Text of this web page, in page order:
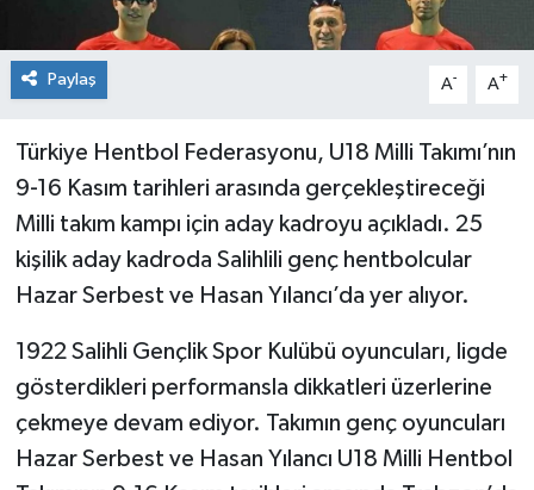
Paylaş A- A+
Türkiye Hentbol Federasyonu, U18 Milli Takımı’nın
9-16 Kasım tarihleri arasında gerçekleştireceği
Milli takım kampı için aday kadroyu açıkladı. 25
kişilik aday kadroda Salihlili genç hentbolcular
Hazar Serbest ve Hasan Yılancı’da yer alıyor.
1922 Salihli Gençlik Spor Kulübü oyuncuları, ligde
gösterdikleri performansla dikkatleri üzerlerine
çekmeye devam ediyor. Takımın genç oyuncuları
Hazar Serbest ve Hasan Yılancı U18 Milli Hentbol